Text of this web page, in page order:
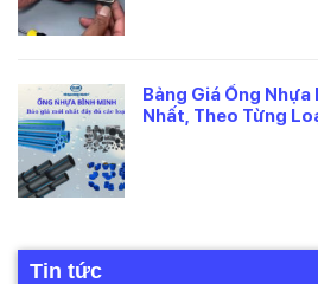
Bảng Giá Ống
Nhất, Theo Từng
Tin tức